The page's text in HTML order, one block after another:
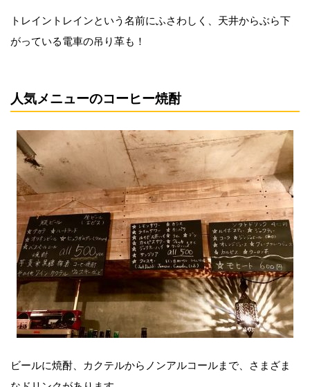
トレイントレインという名前にふさわしく、天井からぶら下
がっている電車の吊り革も！
人気メニューのコーヒー焼酎
ビールに焼酎、カクテルからノンアルコールまで、さまざま